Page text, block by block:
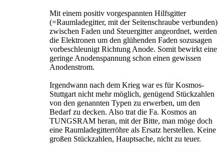
Mit einem positiv vorgespannten Hilfsgitter
(=Raumladegitter, mit der Seitenschraube verbunden)
zwischen Faden und Steuergitter angeordnet, werden
die Elektronen um den glühenden Faden sozusagen
vorbeschleunigt Richtung Anode. Somit bewirkt eine
geringe Anodenspannung schon einen gewissen
Anodenstrom.
Irgendwann nach dem Krieg war es für Kosmos-
Stuttgart nicht mehr möglich, genügend Stückzahlen
von den genannten Typen zu erwerben, um den
Bedarf zu decken. Also trat die Fa. Kosmos an
TUNGSRAM heran, mit der Bitte, man möge doch
eine Raumladegitterröhre als Ersatz herstellen. Keine
großen Stückzahlen, Hauptsache, nicht zu teuer.